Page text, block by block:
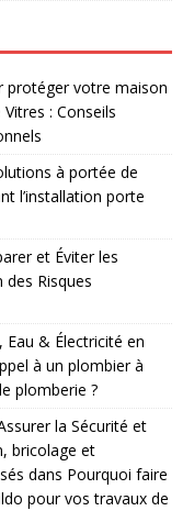
protéger votre maison
: Conseils
à portée de
l’installation porte
et Éviter les
Risques
Eau & Électricité en
à un plombier à
plomberie ?
la Sécurité et
bricolage et
dans Pourquoi faire
pour vos travaux de